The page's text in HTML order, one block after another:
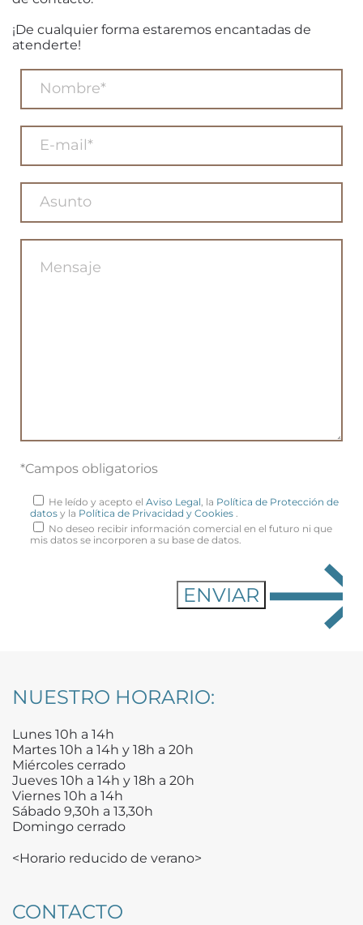
¡De cualquier forma estaremos encantadas de
atenderte!
*Campos obligatorios
He leído y acepto el Aviso Legal, la Política de Protección de
datos y la Política de Privacidad y Cookies .
No deseo recibir información comercial en el futuro ni que
mis datos se incorporen a su base de datos.
NUESTRO HORARIO:
Lunes 10h a 14h
Martes 10h a 14h y 18h a 20h
Miércoles cerrado
Jueves 10h a 14h y 18h a 20h
Viernes 10h a 14h
Sábado 9,30h a 13,30h
Domingo cerrado
<Horario reducido de verano>
CONTACTO